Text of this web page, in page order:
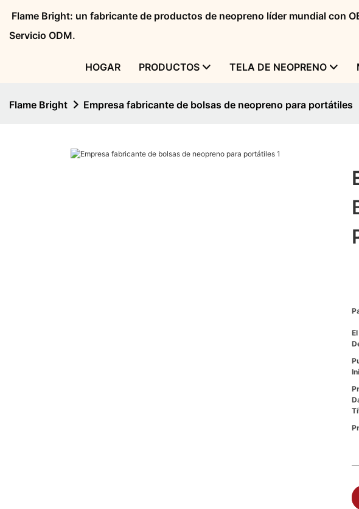
Flame Bright: un fabricante de productos de neopreno líder mundial con
Servicio ODM.
HOGAR PRODUCTOS TELA DE NEOPRENO
Flame Bright Empresa fabricante de bolsas de neopreno para portátiles